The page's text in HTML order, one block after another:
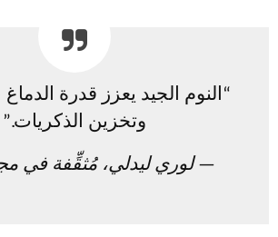
“النوم الجيد يعزز قدرة
وتخزين الذكريات.”
— لوري ليدلي، مُثقِّفة في